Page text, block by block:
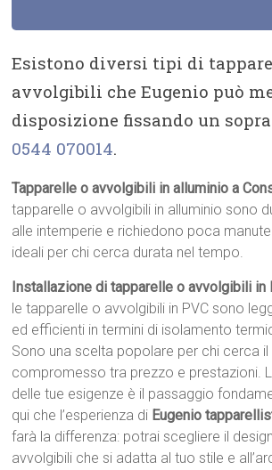
Esistono diversi tipi di
avvolgibili che Eugenio può
disposizione fissando un
0544 070014.
Tapparelle o avvolgibili in alluminio a
tapparelle o avvolgibili in alluminio sono
alle intemperie e richiedono poca
ideali per chi cerca durata nel tempo.
Installazione di tapparelle o avvolgibili in
le tapparelle o avvolgibili in PVC sono
ed efficienti in termini di isolamento
Sono una scelta popolare per chi cerca il
compromesso tra prezzo e prestazioni.
delle tue esigenze è il passaggio
qui che l’esperienza di Eugenio
farà la differenza: potrai scegliere il
avvolgibili che si adatta al tuo stile e